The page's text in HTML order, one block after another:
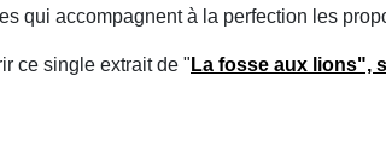
qui accompagnent à la perfection les
ce single extrait de " La fosse aux lions",